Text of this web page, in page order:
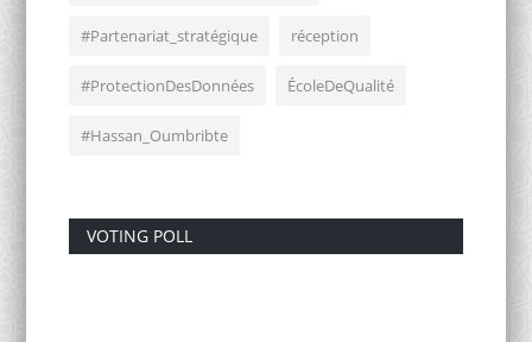
#Partenariat_stratégique réception
#ProtectionDesDonnées ÉcoleDeQualité
#Hassan_Oumbribte
VOTING POLL